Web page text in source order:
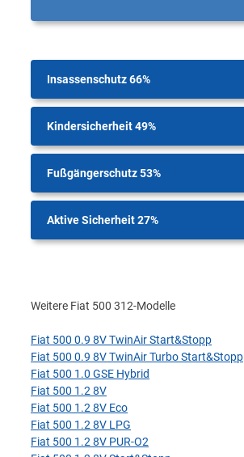
Insassenschutz 66%
Kindersicherheit 49%
Fußgängerschutz 53%
Aktive Sicherheit 27%
Weitere Fiat 500 312-Modelle
Fiat 500 0.9 8V TwinAir Start&Stopp
Fiat 500 0.9 8V TwinAir Turbo Start&Stopp
Fiat 500 1.0 GSE Hybrid
Fiat 500 1.2 8V
Fiat 500 1.2 8V Eco
Fiat 500 1.2 8V LPG
Fiat 500 1.2 8V PUR-O2